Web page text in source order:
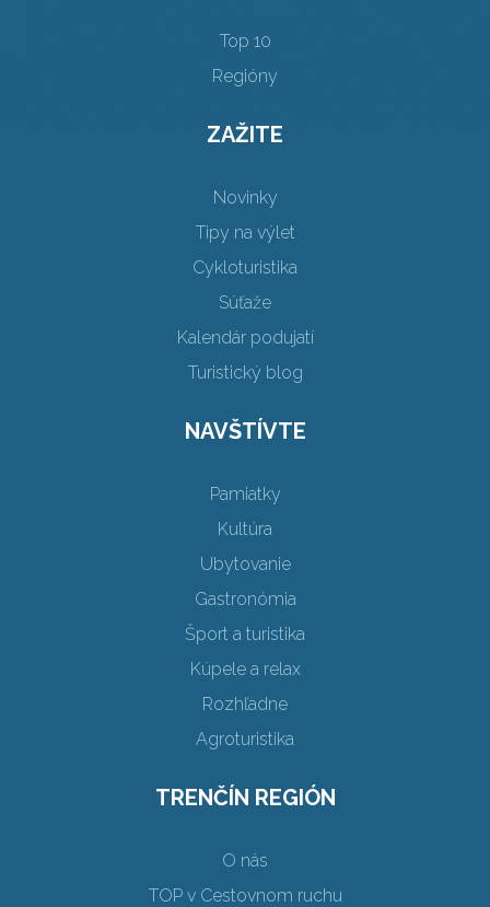
Top 10
Regióny
ZAŽITE
Novinky
Tipy na výlet
Cykloturistika
Súťaže
Kalendár podujatí
Turistický blog
NAVŠTÍVTE
Pamiatky
Kultúra
Ubytovanie
Gastronómia
Šport a turistika
Kúpele a relax
Rozhľadne
Agroturistika
TRENČÍN REGIÓN
O nás
TOP v Cestovnom ruchu